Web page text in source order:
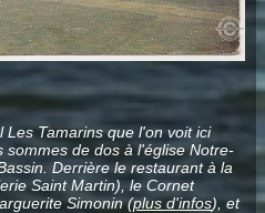
Tamarins que l'on voit ici
sommes de dos à l'église Notre-
Derrière le restaurant à la
Saint Martin), le Cornet
Simonin (plus d'infos), et